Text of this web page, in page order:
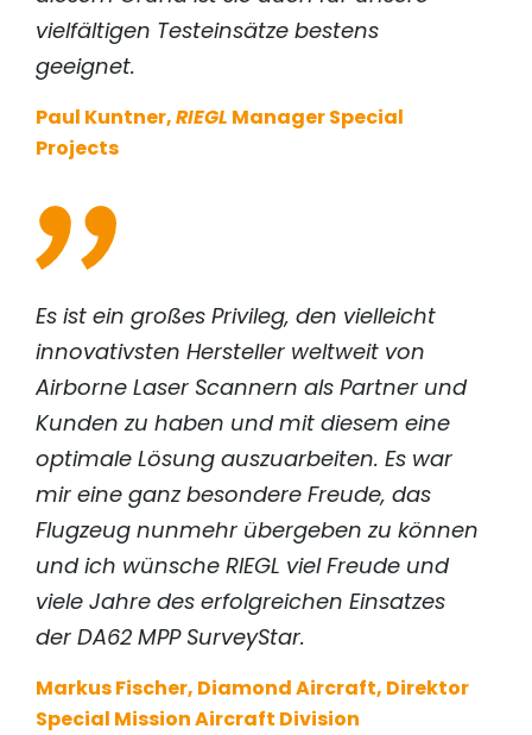
vielfältigen Testeinsätze bestens
geeignet.
Paul Kuntner,RIEGL Manager Special
Projects
Es ist ein großes Privileg, den vielleicht
innovativsten Hersteller weltweit von
Airborne Laser Scannern als Partner und
Kunden zu haben und mit diesem eine
optimale Lösung auszuarbeiten. Es war
mir eine ganz besondere Freude, das
Flugzeug nunmehr übergeben zu können
und ich wünsche RIEGL viel Freude und
viele Jahre des erfolgreichen Einsatzes
der DA62 MPP SurveyStar.
Markus Fischer, Diamond Aircraft, Direktor
Special Mission Aircraft Division